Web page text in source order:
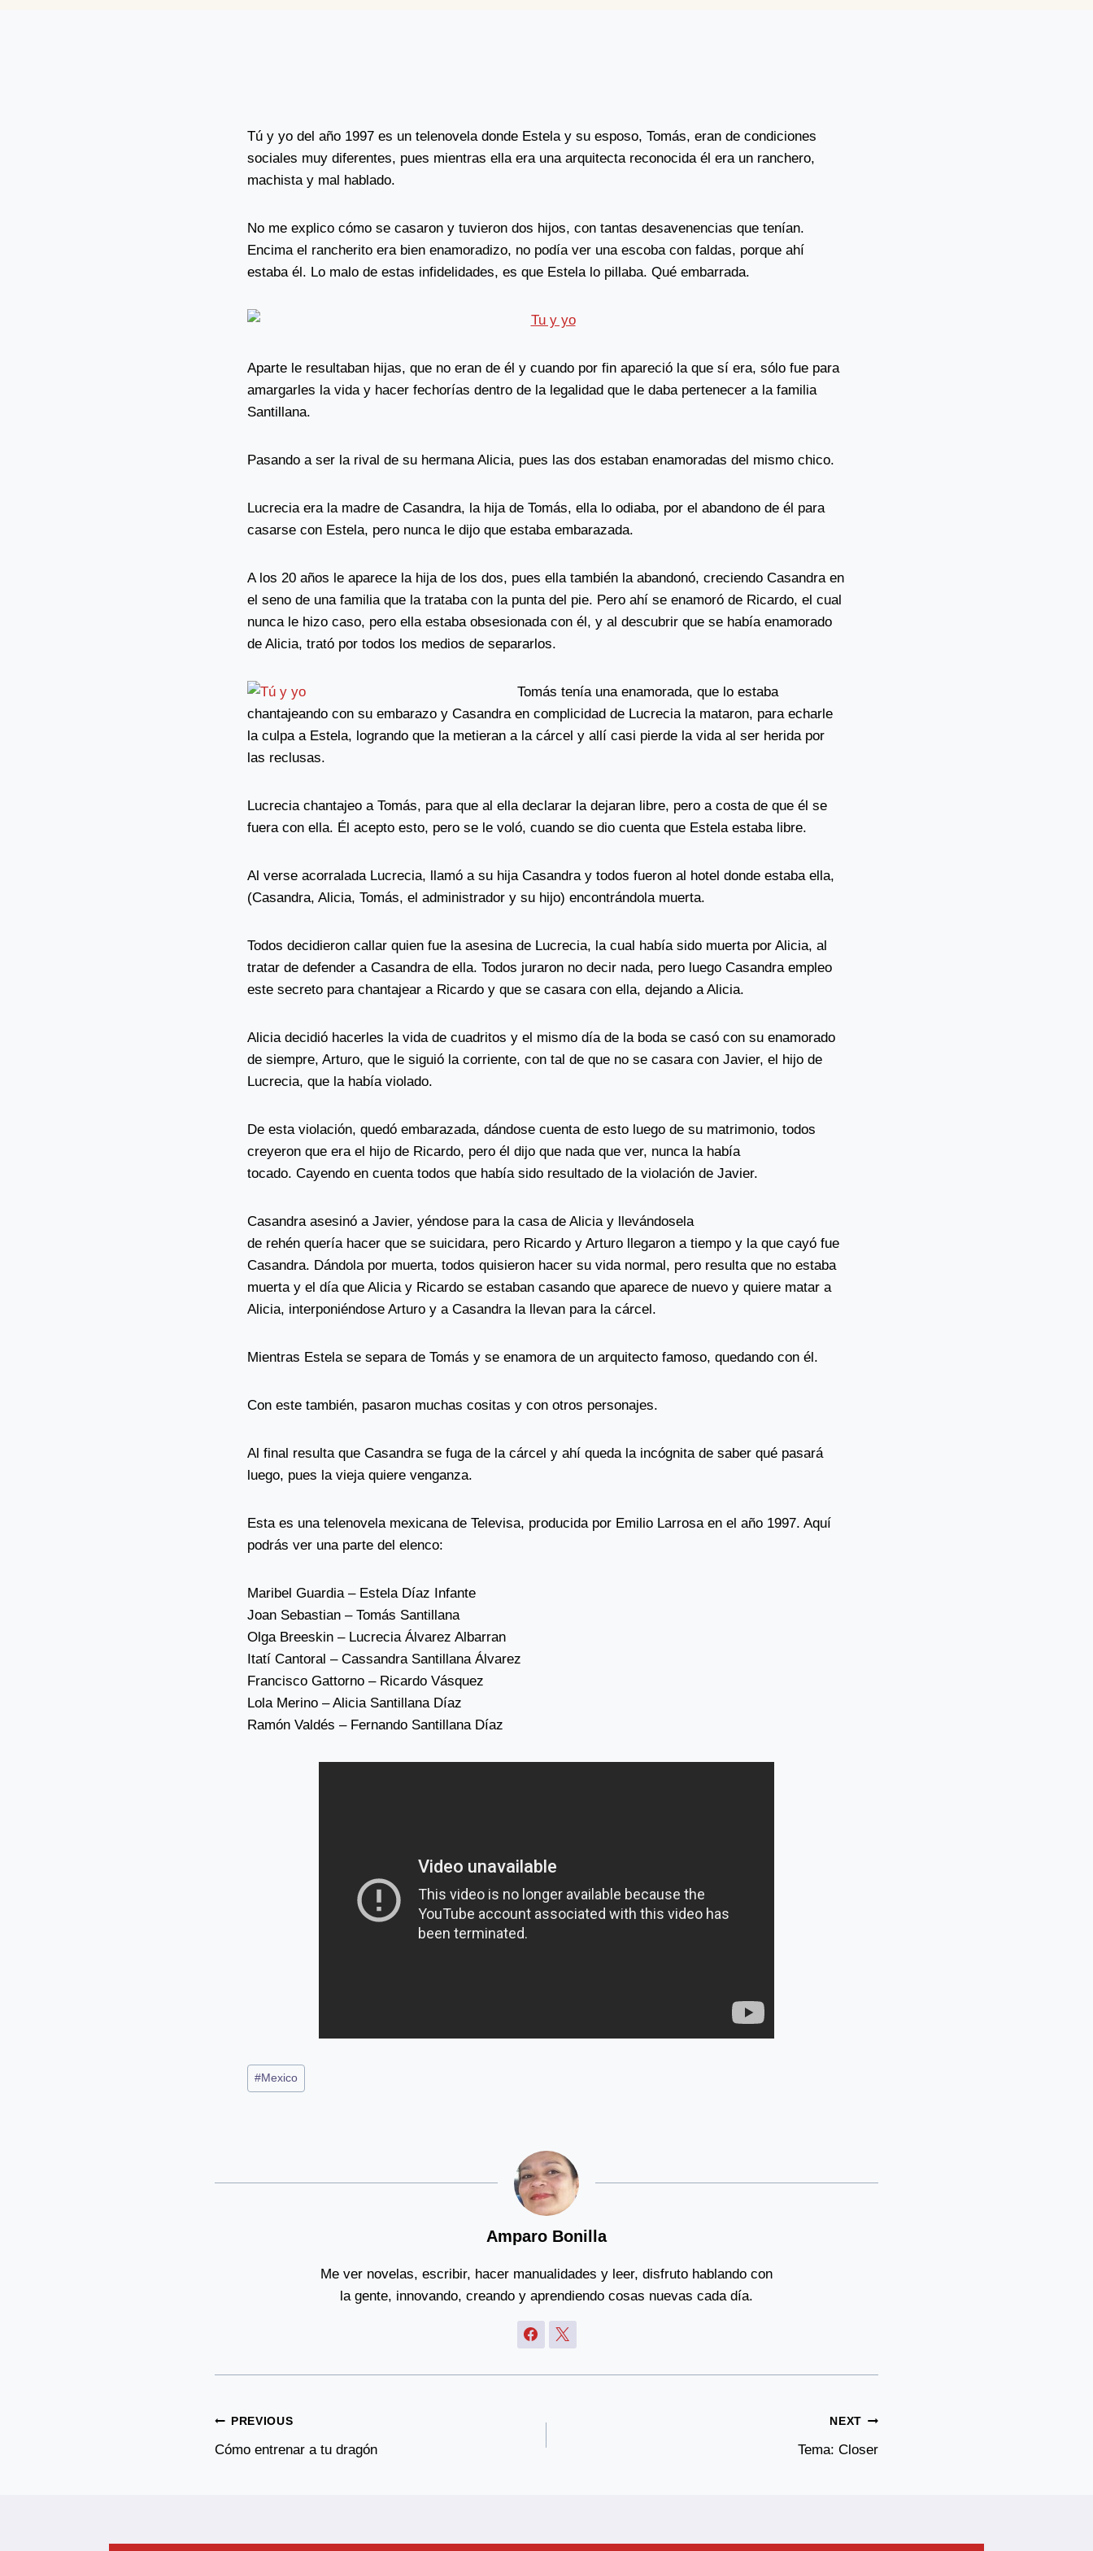
Tú y yo del año 1997 es un telenovela donde Estela y su esposo, Tomás, eran de condiciones
sociales muy diferentes, pues mientras ella era una arquitecta reconocida él era un ranchero,
machista y mal hablado.
No me explico cómo se casaron y tuvieron dos hijos, con tantas desavenencias que tenían.
Encima el rancherito era bien enamoradizo, no podía ver una escoba con faldas, porque ahí
estaba él. Lo malo de estas infidelidades, es que Estela lo pillaba. Qué embarrada.
Aparte le resultaban hijas, que no eran de él y cuando por fin apareció la que sí era, sólo fue para
amargarles la vida y hacer fechorías dentro de la legalidad que le daba pertenecer a la familia
Santillana.
Pasando a ser la rival de su hermana Alicia, pues las dos estaban enamoradas del mismo chico.
Lucrecia era la madre de Casandra, la hija de Tomás, ella lo odiaba, por el abandono de él para
casarse con Estela, pero nunca le dijo que estaba embarazada.
A los 20 años le aparece la hija de los dos, pues ella también la abandonó, creciendo Casandra en
el seno de una familia que la trataba con la punta del pie. Pero ahí se enamoró de Ricardo, el cual
nunca le hizo caso, pero ella estaba obsesionada con él, y al descubrir que se había enamorado
de Alicia, trató por todos los medios de separarlos.
Tomás tenía una enamorada, que lo estaba
chantajeando con su embarazo y Casandra en complicidad de Lucrecia la mataron, para echarle
la culpa a Estela, logrando que la metieran a la cárcel y allí casi pierde la vida al ser herida por
las reclusas.
Lucrecia chantajeo a Tomás, para que al ella declarar la dejaran libre, pero a costa de que él se
fuera con ella. Él acepto esto, pero se le voló, cuando se dio cuenta que Estela estaba libre.
Al verse acorralada Lucrecia, llamó a su hija Casandra y todos fueron al hotel donde estaba ella,
(Casandra, Alicia, Tomás, el administrador y su hijo) encontrándola muerta.
Todos decidieron callar quien fue la asesina de Lucrecia, la cual había sido muerta por Alicia, al
tratar de defender a Casandra de ella. Todos juraron no decir nada, pero luego Casandra empleo
este secreto para chantajear a Ricardo y que se casara con ella, dejando a Alicia.
Alicia decidió hacerles la vida de cuadritos y el mismo día de la boda se casó con su enamorado
de siempre, Arturo, que le siguió la corriente, con tal de que no se casara con Javier, el hijo de
Lucrecia, que la había violado.
De esta violación, quedó embarazada, dándose cuenta de esto luego de su matrimonio, todos
creyeron que era el hijo de Ricardo, pero él dijo que nada que ver, nunca la había
tocado. Cayendo en cuenta todos que había sido resultado de la violación de Javier.
Casandra asesinó a Javier, yéndose para la casa de Alicia y llevándosela
de rehén quería hacer que se suicidara, pero Ricardo y Arturo llegaron a tiempo y la que cayó fue
Casandra. Dándola por muerta, todos quisieron hacer su vida normal, pero resulta que no estaba
muerta y el día que Alicia y Ricardo se estaban casando que aparece de nuevo y quiere matar a
Alicia, interponiéndose Arturo y a Casandra la llevan para la cárcel.
Mientras Estela se separa de Tomás y se enamora de un arquitecto famoso, quedando con él.
Con este también, pasaron muchas cositas y con otros personajes.
Al final resulta que Casandra se fuga de la cárcel y ahí queda la incógnita de saber qué pasará
luego, pues la vieja quiere venganza.
Esta es una telenovela mexicana de Televisa, producida por Emilio Larrosa en el año 1997. Aquí
podrás ver una parte del elenco:
Maribel Guardia – Estela Díaz Infante
Joan Sebastian – Tomás Santillana
Olga Breeskin – Lucrecia Álvarez Albarran
Itatí Cantoral – Cassandra Santillana Álvarez
Francisco Gattorno – Ricardo Vásquez
Lola Merino – Alicia Santillana Díaz
Ramón Valdés – Fernando Santillana Díaz
Post
Tags:
#Mexico
Amparo Bonilla
Me ver novelas, escribir, hacer manualidades y leer, disfruto hablando con
la gente, innovando, creando y aprendiendo cosas nuevas cada día.
Post
Navigation
PREVIOUS
Cómo entrenar a tu dragón
NEXT
Tema: Closer